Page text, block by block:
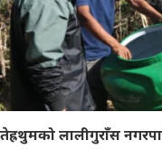
तेह्रथुमको लालीगुराँस